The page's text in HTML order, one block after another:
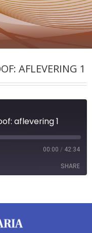
AFLEVERING 1
aflevering 1
00:00 / 42:34
SHARE